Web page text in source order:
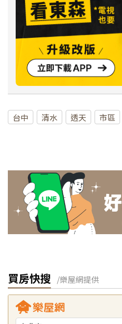
台中 清水 透天 市區
買房快搜 /樂屋網提供